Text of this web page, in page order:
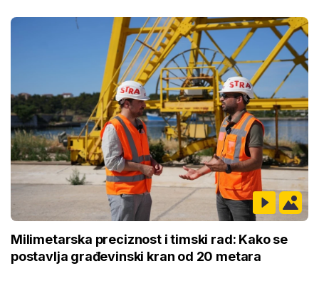
Milimetarska preciznost i timski rad: Kako se
postavlja građevinski kran od 20 metara